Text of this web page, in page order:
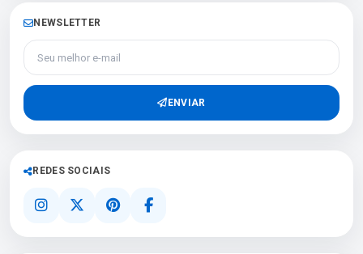
NEWSLETTER
Seu melhor e-mail
ENVIAR
REDES SOCIAIS